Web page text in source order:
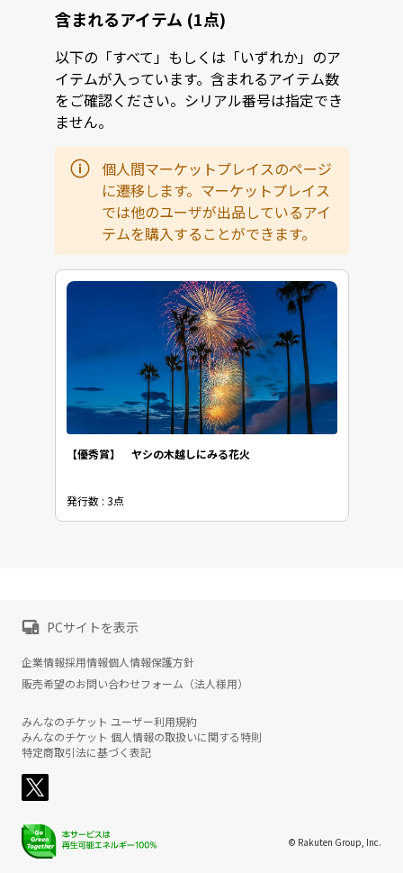
含まれるアイテム (1点)
以下の「すべて」もしくは「いずれか」のア
イテムが入っています。含まれるアイテム数
をご確認ください。シリアル番号は指定でき
ません。
個人間マーケットプレイスのページ
に遷移します。マーケットプレイス
では他のユーザが出品しているアイ
テムを購入することができます。
【優秀賞】 ヤシの木越しにみる花火
発行数 : 3点
PCサイトを表示
企業情報採用情報個人情報保護方針
販売希望のお問い合わせフォーム（法人様用）
みんなのチケット ユーザー利用規約
みんなのチケット 個人情報の取扱いに関する特則
特定商取引法に基づく表記
© Rakuten Group, Inc.